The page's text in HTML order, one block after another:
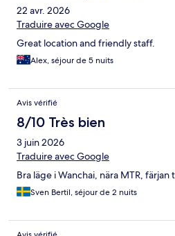
22 avr. 2026
Traduire avec Google
Great location and friendly staff.
Alex, séjour de 5 nuits
Avis vérifié
8/10 Très bien
3 juin 2026
Traduire avec Google
Bra läge i Wanchai, nära MTR, färjan
Sven Bertil, séjour de 2 nuits